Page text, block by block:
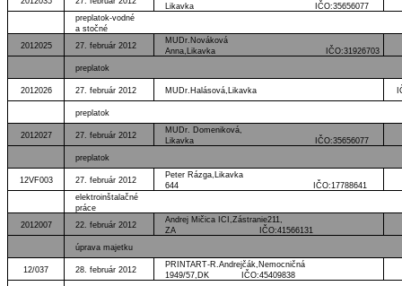
Likavka IČO:35656077
preplatok-vodné
a stočné
2012025
27. február 2012
MUDr.Nováková
Anna,Likavka IČO:31926703
preplatok
2012026 27. február 2012 MUDr.Halásová,Likavka
preplatok
2012027 27. február 2012
MUDr. Domeniková,
Likavka IČO:35656077
preplatok
12VF003 27. február 2012
Peter Rázga,Likavka
644 IČO:17788641
elektroinštalačné
práce
2012007
22. február 2012
Andrej Mičica ICI,Zástranie211,
ZA IČO:41566131
úprava majetku
12/037 28. február 2012
PRINTART-R.Andrejčák,Nemocničná
1949/57,DK IČO:45409838